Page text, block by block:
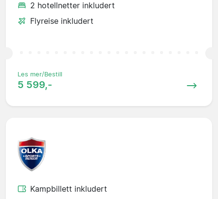
2 hotellnetter inkludert
Flyreise inkludert
Les mer/Bestill
5 599,-
Kampbillett inkludert